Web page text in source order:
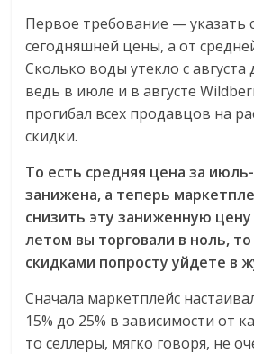
Первое требование — указать
сегодняшней цены, а от
Сколько воды утекло с августа
ведь в июле и в августе
прогибал всех продавцов на
скидки.
То есть средняя цена за июль-
занижена, а теперь
снизить эту заниженную цену
летом вы торговали в ноль,
скидками попросту уйдете в
Сначала маркетплейс
15% до 25% в зависимости от
то селлеры, мягко говоря, не